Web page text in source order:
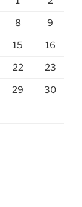
8 9
15 16
22 23
29 30